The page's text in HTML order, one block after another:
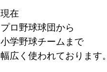
現在
プロ野球球団から
小学野球チームまで
幅広く使われております。